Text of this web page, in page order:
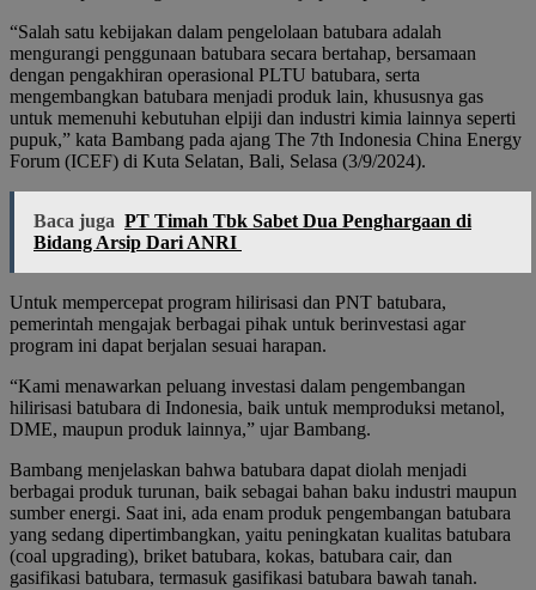
“Salah satu kebijakan dalam pengelolaan batubara adalah
mengurangi penggunaan batubara secara bertahap, bersamaan
dengan pengakhiran operasional PLTU batubara, serta
mengembangkan batubara menjadi produk lain, khususnya gas
untuk memenuhi kebutuhan elpiji dan industri kimia lainnya seperti
pupuk,” kata Bambang pada ajang The 7th Indonesia China Energy
Forum (ICEF) di Kuta Selatan, Bali, Selasa (3/9/2024).
Baca juga PT Timah Tbk Sabet Dua Penghargaan di
Bidang Arsip Dari ANRI
Untuk mempercepat program hilirisasi dan PNT batubara,
pemerintah mengajak berbagai pihak untuk berinvestasi agar
program ini dapat berjalan sesuai harapan.
“Kami menawarkan peluang investasi dalam pengembangan
hilirisasi batubara di Indonesia, baik untuk memproduksi metanol,
DME, maupun produk lainnya,” ujar Bambang.
Bambang menjelaskan bahwa batubara dapat diolah menjadi
berbagai produk turunan, baik sebagai bahan baku industri maupun
sumber energi. Saat ini, ada enam produk pengembangan batubara
yang sedang dipertimbangkan, yaitu peningkatan kualitas batubara
(coal upgrading), briket batubara, kokas, batubara cair, dan
gasifikasi batubara, termasuk gasifikasi batubara bawah tanah.